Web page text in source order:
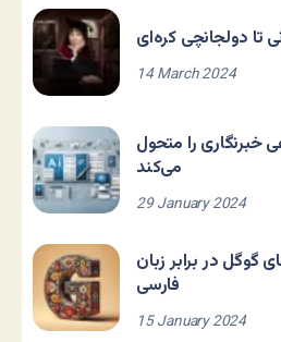
تا دولجانچی کره‌ای
14 March 2024
را متحول
می‌کند
29 January 2024
گوگل در برابر زبان
فارسی
15 January 2024